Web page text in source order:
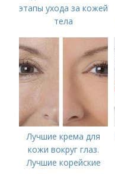
этапы ухода за кожей
тела
Лучшие крема для
кожи вокруг глаз.
Лучшие корейские